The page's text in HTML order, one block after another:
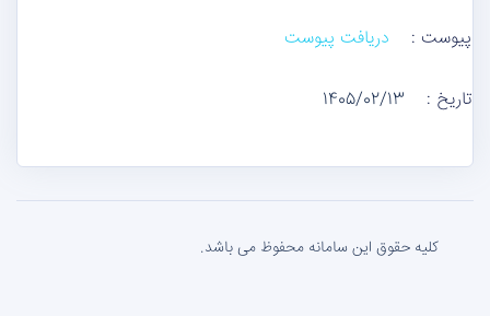
پیوست :
دریافت پیوست
تاریخ : 1405/02/13
کلیه حقوق این سامانه محفوظ می باشد.